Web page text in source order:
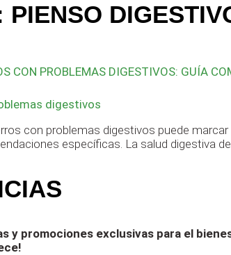
PIENSO
CON PROBLEMAS DIGESTIVOS: GUÍA
con problemas digestivos puede
específicas. La salud digestiva
y promociones exclusivas para el